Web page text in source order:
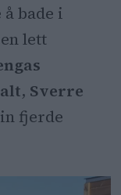
bade i
lett
, Sverre
fjerde